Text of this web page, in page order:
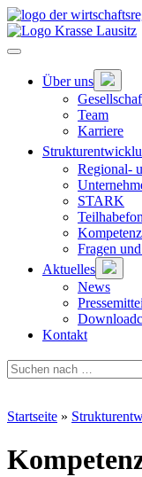
Zum
Hauptinhalt
springen
Hauptnavigation
Über uns
öffnen
Team
Karriere
Regional-
STARK
Fragen
Aktuelles
öffnen
News
Kontakt
Suchen
nach …
Startseite »